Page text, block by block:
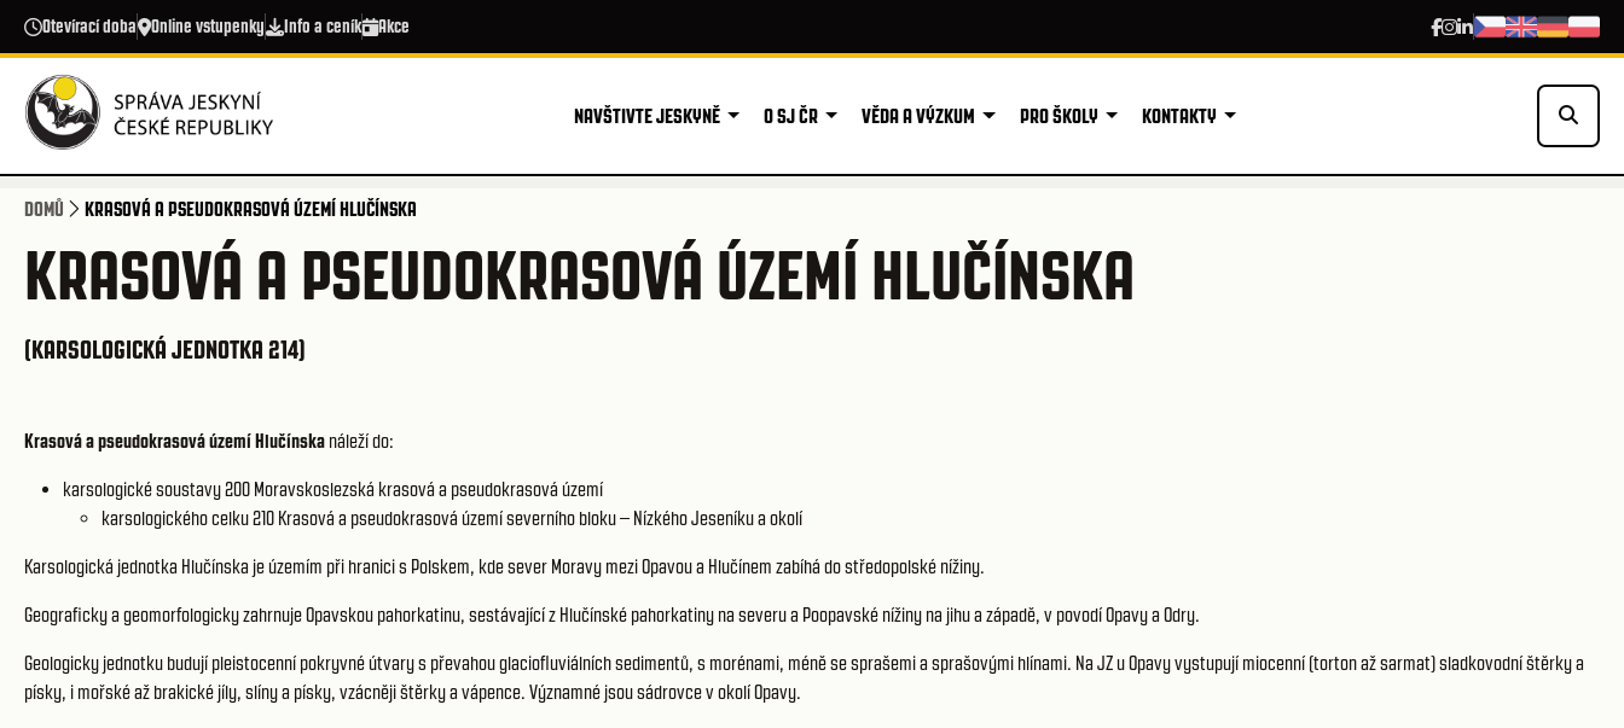
Přejít k hlavnímu obsahu
Otevírací doba Online vstupenky Info a ceník Akce
NAVŠTIVTE JESKYNĚ O SJ ČR VĚDA A VÝZKUM PRO ŠKOLY KONTAKTY
DOMŮ KRASOVÁ A PSEUDOKRASOVÁ ÚZEMÍ HLUČÍNSKA
KRASOVÁ A PSEUDOKRASOVÁ ÚZEMÍ HLUČÍNSKA
(KARSOLOGICKÁ JEDNOTKA 214)
Krasová a pseudokrasová území Hlučínska náleží do:
karsologické soustavy 200 Moravskoslezská krasová a pseudokrasová území
karsologického celku 210 Krasová a pseudokrasová území severního bloku – Nízkého Jeseníku a okolí
Karsologická jednotka Hlučínska je územím při hranici s Polskem, kde sever Moravy mezi Opavou a Hlučínem zabíhá do středopolské nížiny.
Geograficky a geomorfologicky zahrnuje Opavskou pahorkatinu, sestávající z Hlučínské pahorkatiny na severu a Poopavské nížiny na jihu a západě, v povodí Opavy a Odry.
Geologicky jednotku budují pleistocenní pokryvné útvary s převahou glaciofluviálních sedimentů, s morénami, méně se sprašemi a sprašovými hlínami. Na JZ u Opavy vystupují miocenní (torton až sarmat) sladkovodní štěrky a
písky, i mořské až brakické jíly, slíny a písky, vzácněji štěrky a vápence. Významné jsou sádrovce v okolí Opavy.